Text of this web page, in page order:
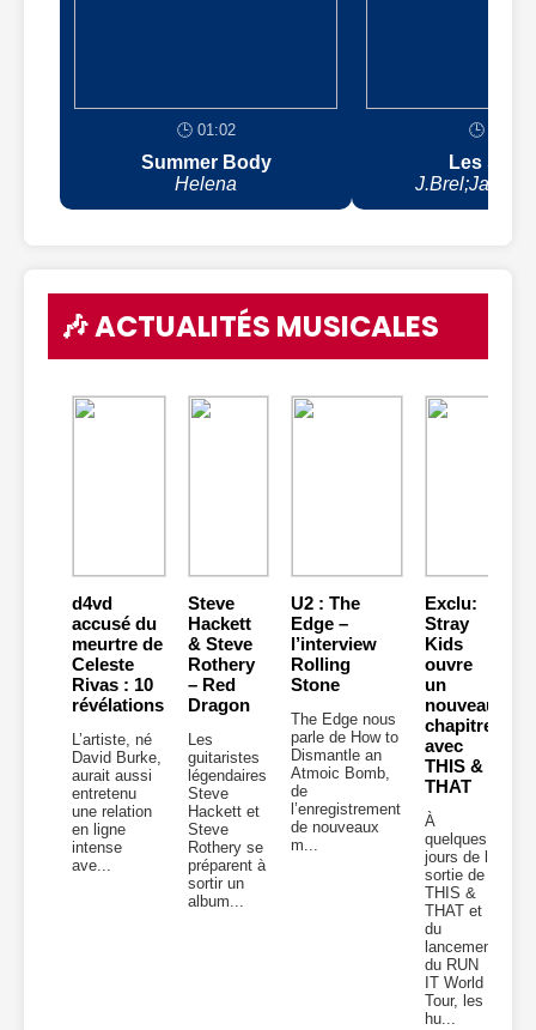
🕒 01:02
Summer Body
Helena
🕒 00:59
Les
🎶 ACTUALITÉS MUSICALES
d4vd
accusé du
meurtre de
Celeste
Rivas : 10
révélations
L’artiste, né
David Burke,
aurait aussi
entretenu
une relation
en ligne
intense
ave...
Steve
Hackett
& Steve
Rothery
– Red
Dragon
Les
guitaristes
légendaires
Steve
Hackett et
Steve
Rothery se
préparent à
sortir un
album...
U2 : The
Edge –
l’interview
Rolling
Stone
The Edge nous
parle de How to
Dismantle an
Atmoic Bomb,
de
l’enregistrement
de nouveaux
m...
Exclu:
Stray
Kids
ouvre
un
nouveau
chapitre
avec
THIS &
THAT
À
quelques
jours de la
sortie de
THIS &
THAT et
du
lancement
du RUN
IT World
Tour, les
hu...